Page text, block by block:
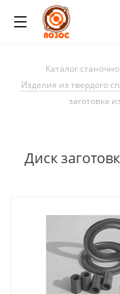
Каталог
Изделия из твердого
заготовка
Диск